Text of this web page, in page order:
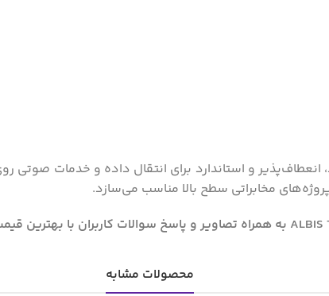
مخابراتی سطح بالا مناسب می‌سازد.
محصولات مشابه